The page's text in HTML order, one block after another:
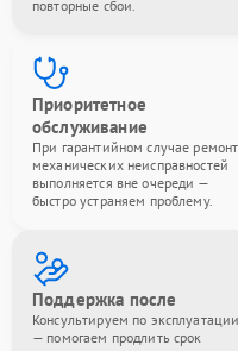
повторные сбои.
Приоритетное
обслуживание
При гарантийном случае ремонт
механических неисправностей
выполняется вне очереди —
быстро устраняем проблему.
Поддержка после
Консультируем по эксплуатации
— помогаем продлить срок